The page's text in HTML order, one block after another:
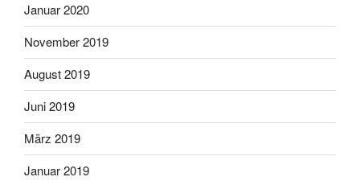
Januar 2020
November 2019
August 2019
Juni 2019
März 2019
Januar 2019